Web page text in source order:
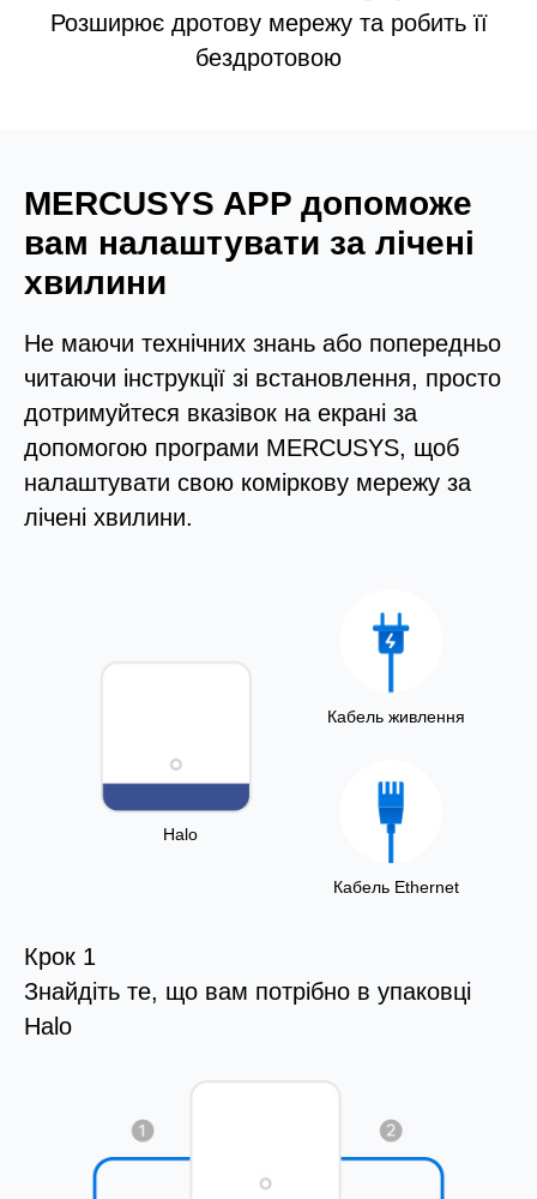
Розширює дротову мережу та робить її
бездротовою
MERCUSYS APP допоможе
вам налаштувати за лічені
хвилини
Не маючи технічних знань або попередньо
читаючи інструкції зі встановлення, просто
дотримуйтеся вказівок на екрані за
допомогою програми MERCUSYS, щоб
налаштувати свою коміркову мережу за
лічені хвилини.
Halo
Кабель живлення
Кабель Ethernet
Крок 1
Знайдіть те, що вам потрібно в упаковці
Halo